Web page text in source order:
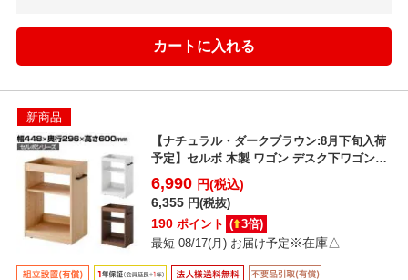
新商品
【ナチュラル・ダークブラウン:8月下旬入荷
予定】セルボ 木製 ワゴン デスク下ワゴン
A4対応 可動...
6,990 円(税込)
6,355 円(税抜)
190 ポイント ( 3倍)
最短 08/17(月) お届け予定 ※在庫△